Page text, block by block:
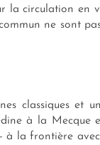
la circulation en
ne sont
classiques et
à la Mecque
la frontière